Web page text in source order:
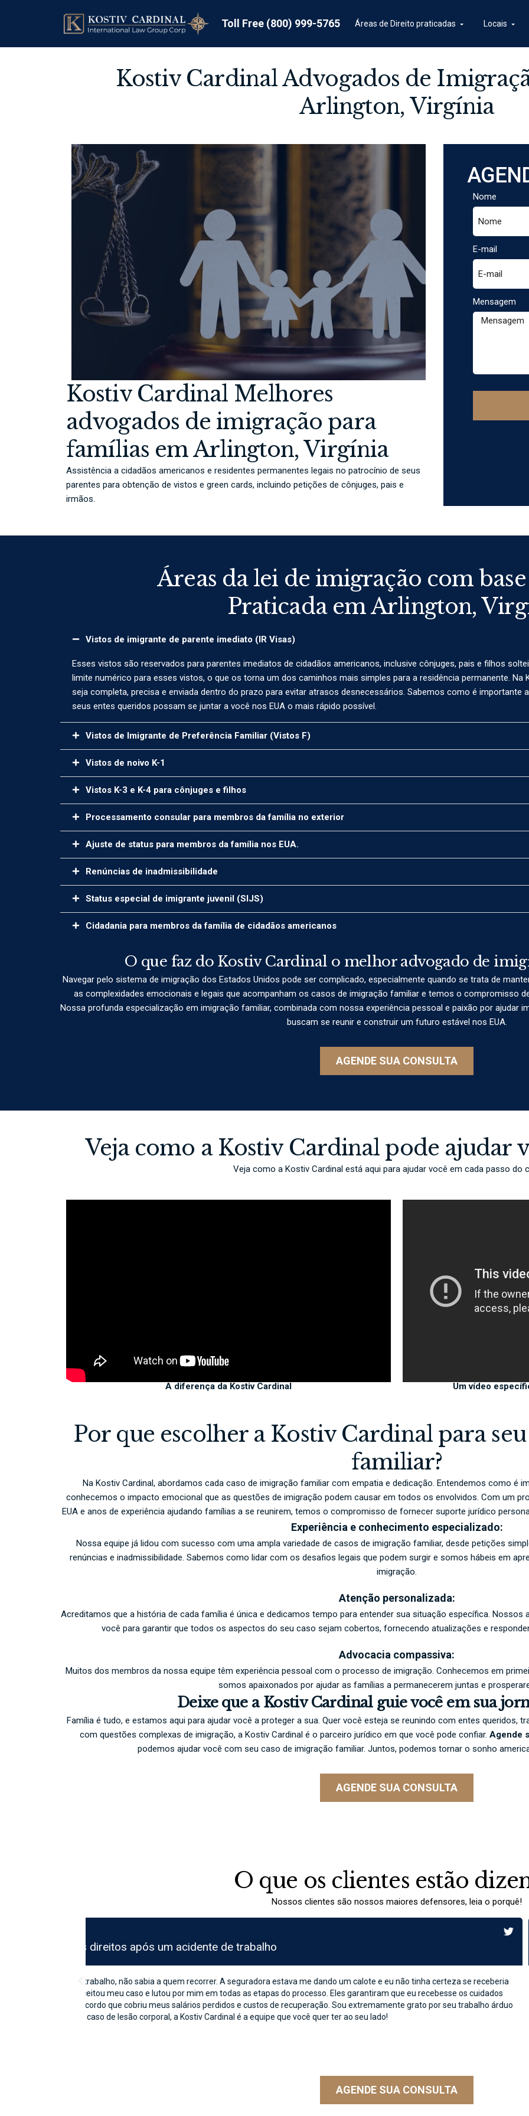
Toll Free (800) 999-5765 Áreas de Direito praticadas Locais
Kostiv Cardinal Advogados de
Arlington, Virgínia
Kostiv Cardinal Melhores
advogados de imigração para
famílias em Arlington, Virgínia
Assistência a cidadãos americanos e residentes permanentes legais no patrocínio de seus
parentes para obtenção de vistos e green cards, incluindo petições de cônjuges, pais e
irmãos.
Nome
E-mail
Mensagem
Áreas da lei de imigração com
Praticada em Arlington,
Vistos de imigrante de parente imediato (IR Visas)
Esses vistos são reservados para parentes imediatos de cidadãos americanos, inclusive cônjuges, pais e filhos
limite numérico para esses vistos, o que os torna um dos caminhos mais simples para a residência permanente. Na
seja completa, precisa e enviada dentro do prazo para evitar atrasos desnecessários. Sabemos como é importante
seus entes queridos possam se juntar a você nos EUA o mais rápido possível.
Vistos de Imigrante de Preferência Familiar (Vistos F)
Vistos de noivo K-1
Vistos K-3 e K-4 para cônjuges e filhos
Processamento consular para membros da família no exterior
Ajuste de status para membros da família nos EUA.
Renúncias de inadmissibilidade
Status especial de imigrante juvenil (SIJS)
Cidadania para membros da família de cidadãos americanos
O que faz do Kostiv Cardinal o melhor advogado de
Navegar pelo sistema de imigração dos Estados Unidos pode ser complicado, especialmente quando se trata de
as complexidades emocionais e legais que acompanham os casos de imigração familiar e temos o compromisso
Nossa profunda especialização em imigração familiar, combinada com nossa experiência pessoal e paixão por ajudar
buscam se reunir e construir um futuro estável nos EUA.
AGENDE SUA CONSULTA
Veja como a Kostiv Cardinal pode ajudar
Veja como a Kostiv Cardinal está aqui para ajudar você em cada passo do
A diferença da Kostiv Cardinal Um vídeo
Por que escolher a Kostiv Cardinal para
familiar?
Na Kostiv Cardinal, abordamos cada caso de imigração familiar com empatia e dedicação. Entendemos como é
conhecemos o impacto emocional que as questões de imigração podem causar em todos os envolvidos. Com um
EUA e anos de experiência ajudando famílias a se reunirem, temos o compromisso de fornecer suporte jurídico
Experiência e conhecimento especializado:
Nossa equipe já lidou com sucesso com uma ampla variedade de casos de imigração familiar, desde petições
renúncias e inadmissibilidade. Sabemos como lidar com os desafios legais que podem surgir e somos hábeis em
imigração.
Atenção personalizada:
Acreditamos que a história de cada família é única e dedicamos tempo para entender sua situação específica.
você para garantir que todos os aspectos do seu caso sejam cobertos, fornecendo atualizações e
Advocacia compassiva:
Muitos dos membros da nossa equipe têm experiência pessoal com o processo de imigração. Conhecemos em
somos apaixonados por ajudar as famílias a permanecerem juntas e
Deixe que a Kostiv Cardinal guie você em sua
Família é tudo, e estamos aqui para ajudar você a proteger a sua. Quer você esteja se reunindo com entes queridos,
com questões complexas de imigração, a Kostiv Cardinal é o parceiro jurídico em que você pode confiar. Agende
podemos ajudar você com seu caso de imigração familiar. Juntos, podemos tornar o sonho
AGENDE SUA CONSULTA
O que os clientes estão
Nossos clientes são nossos maiores defensores, leia o porquê!
Kostiv Cardinal salvou minha empresa com a falência do Capítulo 11
Quando minha empresa estava com dificuldades financeiras, achei que não havia saída. A Kostiv Cardinal me
11 com cuidado e conhecimento, ajudando-me a reorganizar minhas dívidas e, ao mesmo tempo, mantendo meu
estratégia que não apenas protegeu meus ativos, mas também me deu o fôlego de que eu precisava para me
está de volta aos trilhos e eu não poderia estar mais agradecido. Se você estiver enfrentando desafios financeiros,
AGENDE SUA CONSULTA